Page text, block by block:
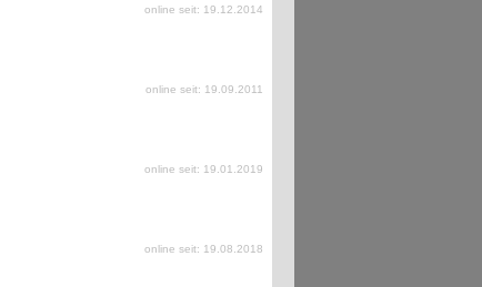
online seit: 19.12.2014
online seit: 19.09.2011
online seit: 19.01.2019
online seit: 19.08.2018